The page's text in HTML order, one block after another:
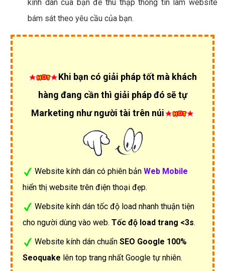
kính dán của bạn để thu thập thông tin làm website
bám sát theo yêu cầu của bạn.
Khi bạn có giải pháp tốt mà khách
hàng đang cần thì giải pháp đó sẽ tự
Marketing như người tài trên núi
Website kính dán có phiên bản Web Mobile
hiển thị website trên điện thoại đẹp.
Website kính dán tốc độ load nhanh thuận tiện
cho người dùng vào web. Tốc độ load trang <3s.
Website kính dán chuẩn SEO Google 100%
Seoquake lên top trang nhất Google tự nhiên.